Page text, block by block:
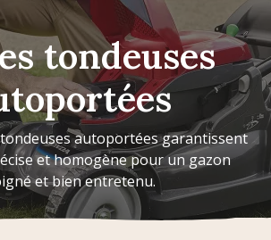
tondeuses
autoportées garantissent
et homogène pour un gazon
et bien entretenu.